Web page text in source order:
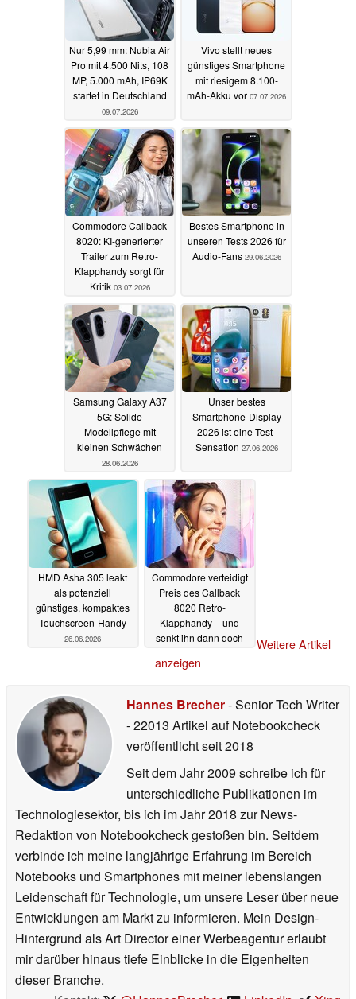
Nur 5,99 mm: Nubia Air
Pro mit 4.500 Nits, 108
MP, 5.000 mAh, IP69K
startet in Deutschland
09.07.2026
Vivo stellt neues
günstiges Smartphone
mit riesigem 8.100-
mAh-Akku vor 07.07.2026
Commodore Callback
8020: KI-generierter
Trailer zum Retro-
Klapphandy sorgt für
Kritik 03.07.2026
Bestes Smartphone in
unseren Tests 2026 für
Audio-Fans 29.06.2026
Samsung Galaxy A37
5G: Solide
Modellpflege mit
kleinen Schwächen
28.06.2026
Unser bestes
Smartphone-Display
2026 ist eine Test-
Sensation 27.06.2026
HMD Asha 305 leakt
als potenziell
günstiges, kompaktes
Touchscreen-Handy
26.06.2026
Commodore verteidigt
Preis des Callback
8020 Retro-
Klapphandy – und
senkt ihn dann doch
Weitere Artikel
anzeigen
Hannes Brecher- Senior Tech Writer
- 22013 Artikel auf Notebookcheck
veröffentlichtseit 2018
Seit dem Jahr 2009 schreibe ich für
unterschiedliche Publikationen im
Technologiesektor, bis ich im Jahr 2018 zur News-
Redaktion von Notebookcheck gestoßen bin. Seitdem
verbinde ich meine langjährige Erfahrung im Bereich
Notebooks und Smartphones mit meiner lebenslangen
Leidenschaft für Technologie, um unsere Leser über neue
Entwicklungen am Markt zu informieren. Mein Design-
Hintergrund als Art Director einer Werbeagentur erlaubt
mir darüber hinaus tiefe Einblicke in die Eigenheiten
dieser Branche.